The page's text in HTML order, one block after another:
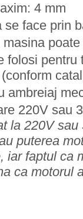
4 mm
se face prin
masina
folosi pentru
ambreiaj
220V sau
la 220V
puterea
iar faptul ca
ca motorul